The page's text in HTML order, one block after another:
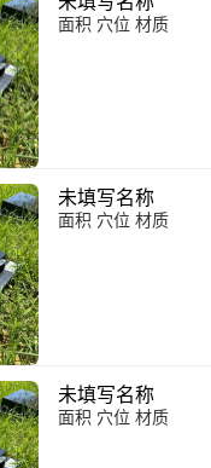
面积 穴位 材质
未填写名称
面积 穴位 材质
未填写名称
面积 穴位 材质